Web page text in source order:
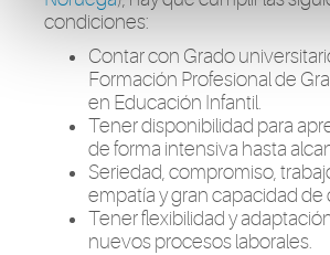
condiciones:
Contar con Grado
Formación Profesional de
en Educación Infantil.
Tener disponibilidad para
de forma intensiva hasta
Seriedad, compromiso,
empatía y gran capacidad
Tener flexibilidad y
nuevos procesos laborales.